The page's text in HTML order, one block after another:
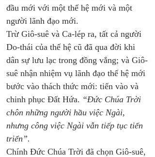
đầu mới với một thế hệ mới và một
người lãnh đạo mới.
Trừ Giô-suê và Ca-lép ra, tất cả người
Do-thái của thế hệ cũ đã qua đời khi
dân sự lưu lạc trong đồng vắng; và Giô-
suê nhận nhiệm vụ lãnh đạo thế hệ mới
bước vào thách thức mới: tiến vào và
chinh phục Đất Hứa. “Đức Chúa Trời
chôn những người hầu việc Ngài,
nhưng công việc Ngài vẫn tiếp tục tiến
triển”.
Chính Đức Chúa Trời đã chọn Giô-suê,